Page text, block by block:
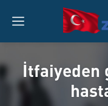
İtfaiyeden